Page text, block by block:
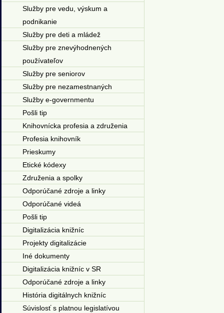
Služby pre vedu, výskum a
podnikanie
Služby pre deti a mládež
Služby pre znevýhodnených
používateľov
Služby pre seniorov
Služby pre nezamestnaných
Služby e-governmentu
Pošli tip
Knihovnícka profesia a združenia
Profesia knihovník
Prieskumy
Etické kódexy
Združenia a spolky
Odporúčané zdroje a linky
Odporúčané videá
Pošli tip
Digitalizácia knižníc
Projekty digitalizácie
Iné dokumenty
Digitalizácia knižníc v SR
Odporúčané zdroje a linky
História digitálnych knižníc
Súvislosť s platnou legislatívou